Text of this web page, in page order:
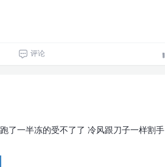
评论
跑了一半冻的受不了了 冷风跟刀子一样割手